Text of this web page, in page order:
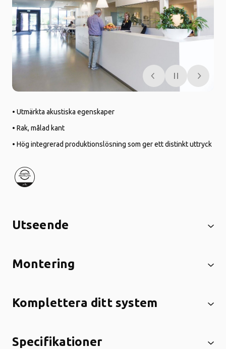
• Utmärkta akustiska egenskaper
• Rak, målad kant
• Hög integrerad produktionslösning som ger ett distinkt uttryck
Utseende
Montering
Komplettera ditt system
Specifikationer